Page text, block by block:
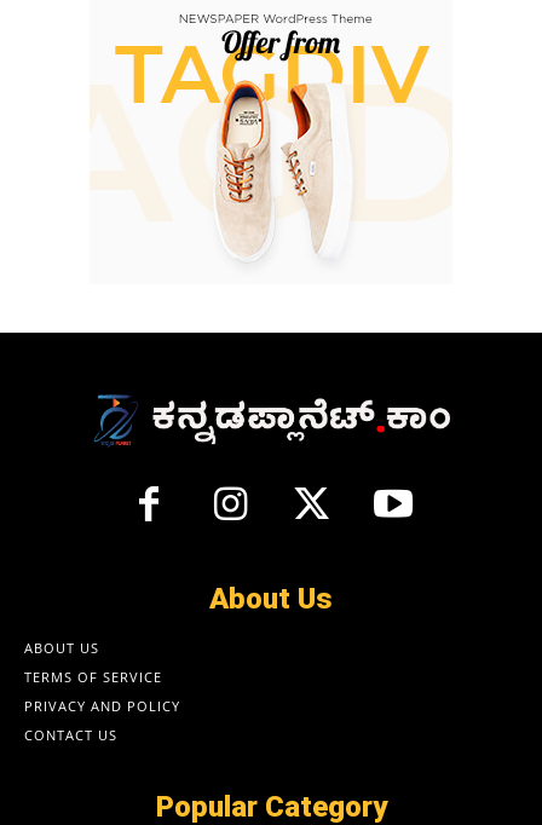
About Us
ABOUT US
TERMS OF SERVICE
PRIVACY AND POLICY
CONTACT US
Popular Category